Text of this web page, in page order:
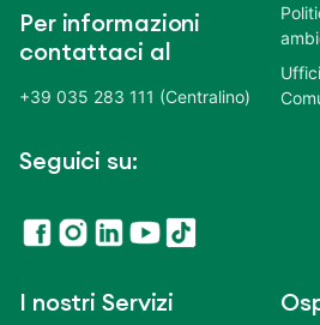
Per informazioni
contattaci al
+39 035 283 111 (Centralino)
Seguici su:
I nostri Servizi